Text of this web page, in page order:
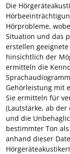
Die
Hörprobleme,
Situation und das
erstellen
hinsichtlich der
ermitteln die
Gehörleistung mit
Sie ermitteln für
(Lautstärke, ab
und die
bestimmter Ton
anhand dieser